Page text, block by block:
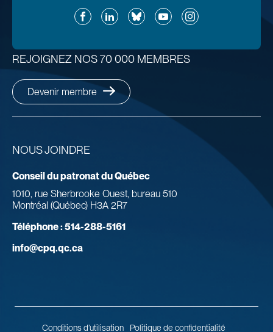
FacebookLinkedInBlueskyYouTubeInstagram
NOUS JOINDRE
Conseil du patronat du Québec
1010, rue Sherbrooke Ouest, bureau 510
Montréal (Québec) H3A 2R7
Téléphone :514-288-5161
info@cpq.qc.ca
REJOIGNEZ NOS 70 000 MEMBRES
Devenir membre
Conditions d’utilisation Politique de confidentialité